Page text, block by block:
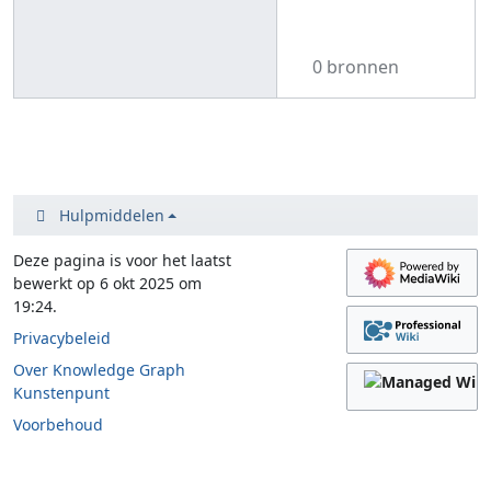
0 bronnen
Hulpmiddelen
Deze pagina is voor het laatst
bewerkt op 6 okt 2025 om
19:24.
Privacybeleid
Over Knowledge Graph
Kunstenpunt
Voorbehoud